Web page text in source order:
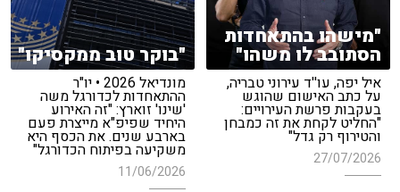
"מישהו בהתאחדות
הסתובב לו משהו"
איל יפה, עו''ד עירוני טבריה,
על כתב האישום שהוגש
בעקבות פרשת העירויים:
"החליט לקחת את זה כמבחן
והטירוף רק גדל"
27/07/2026
"בוקר טוב ממקסיקו"
מונדיאל 2026 • יו"ר
ההתאחדות לכדורגל משה
'שינו' זוארץ: "זה האירוע
היחיד שפיפ"א מייצרת פעם
בארבע שנים. את הכסף היא
משקיעה בפיתוח הכדורגל"
11/06/2026